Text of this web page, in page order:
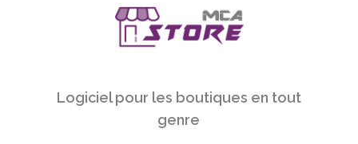
Logiciel pour les boutiques en tout
genre